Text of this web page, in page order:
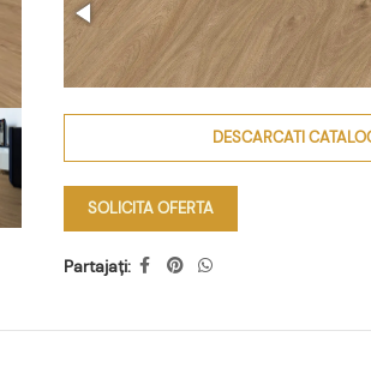
DESCARCATI
SOLICITA OFERTA
Partajați: